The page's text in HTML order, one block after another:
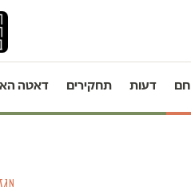
חם דעות תחקירים דאטה